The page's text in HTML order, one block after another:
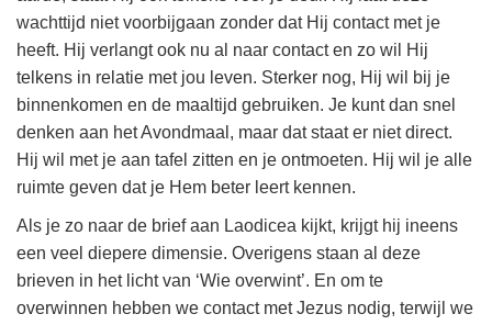
wachttijd niet voorbijgaan zonder dat Hij contact met je
heeft. Hij verlangt ook nu al naar contact en zo wil Hij
telkens in relatie met jou leven. Sterker nog, Hij wil bij je
binnenkomen en de maaltijd gebruiken. Je kunt dan snel
denken aan het Avondmaal, maar dat staat er niet direct.
Hij wil met je aan tafel zitten en je ontmoeten. Hij wil je alle
ruimte geven dat je Hem beter leert kennen.
Als je zo naar de brief aan Laodicea kijkt, krijgt hij ineens
een veel diepere dimensie. Overigens staan al deze
brieven in het licht van ‘Wie overwint’. En om te
overwinnen hebben we contact met Jezus nodig, terwijl we